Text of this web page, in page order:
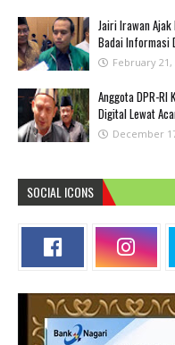
Jairi Irawan
Badai Informasi
February 21,
Anggota DPR-RI
Digital Lewat
December
SOCIAL ICONS